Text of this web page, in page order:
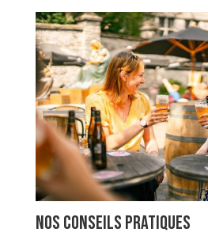
Nos conseils pratiques